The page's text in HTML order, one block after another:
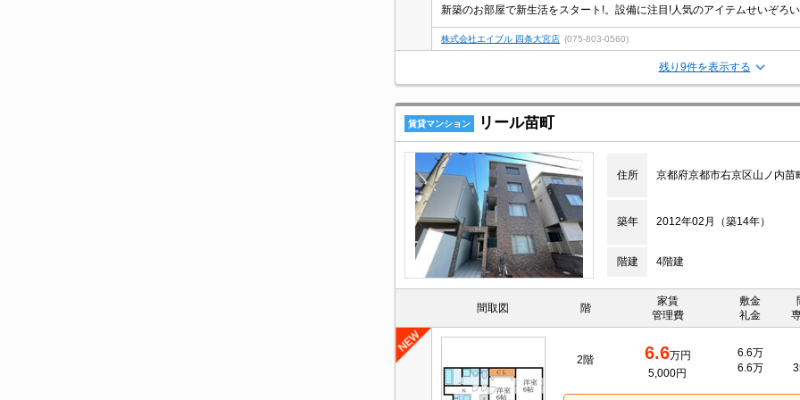
株式会社エイブル 四条大宮店 (075-803-0560)
残り9件を表示する
賃貸マンション リール苗町
住所 京都府京都市右京区山ノ内苗
築年 2012年02月（築14年）
階建 4階建
間取図 階
家賃
管理費
敷金
礼金
2階 6.6万円
5,000円
6.6万
6.6万